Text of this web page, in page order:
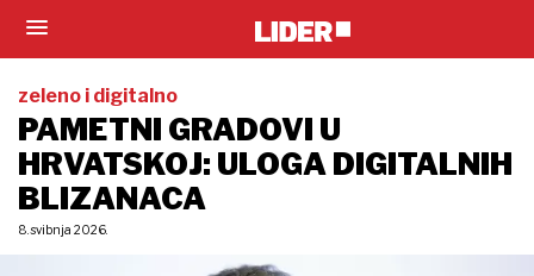
zeleno i digitalno
PAMETNI GRADOVI U
HRVATSKOJ: ULOGA DIGITALNIH
BLIZANACA
8. svibnja 2026.